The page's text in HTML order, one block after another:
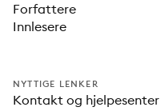
Forfattere
Innlesere
NYTTIGE LENKER
Kontakt og hjelpesenter